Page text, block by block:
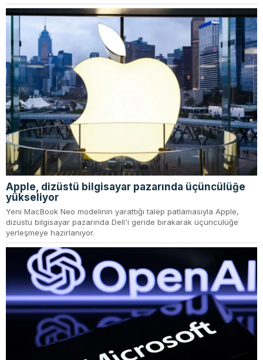
Apple, dizüstü bilgisayar pazarında üçüncülüğe
yükseliyor
Yeni MacBook Neo modelinin yarattığı talep patlamasıyla Apple,
dizüstü bilgisayar pazarında Dell'i geride bırakarak üçüncülüğe
yerleşmeye hazırlanıyor.